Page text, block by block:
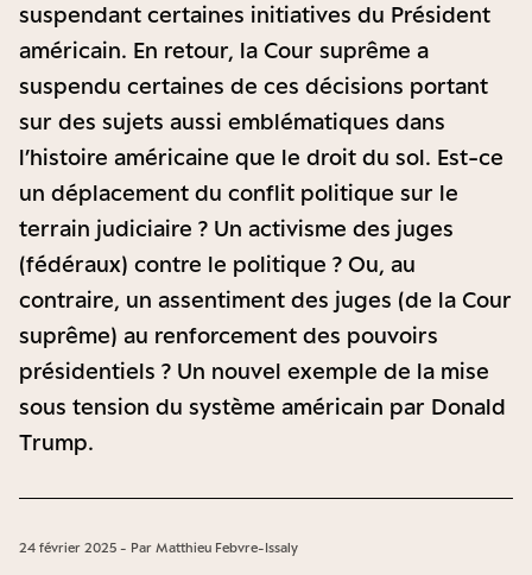
suspendant certaines initiatives du Président
américain. En retour, la Cour suprême a
suspendu certaines de ces décisions portant
sur des sujets aussi emblématiques dans
l’histoire américaine que le droit du sol. Est-ce
un déplacement du conflit politique sur le
terrain judiciaire ? Un activisme des juges
(fédéraux) contre le politique ? Ou, au
contraire, un assentiment des juges (de la Cour
suprême) au renforcement des pouvoirs
présidentiels ? Un nouvel exemple de la mise
sous tension du système américain par Donald
Trump.
24 février 2025 - Par Matthieu Febvre-Issaly